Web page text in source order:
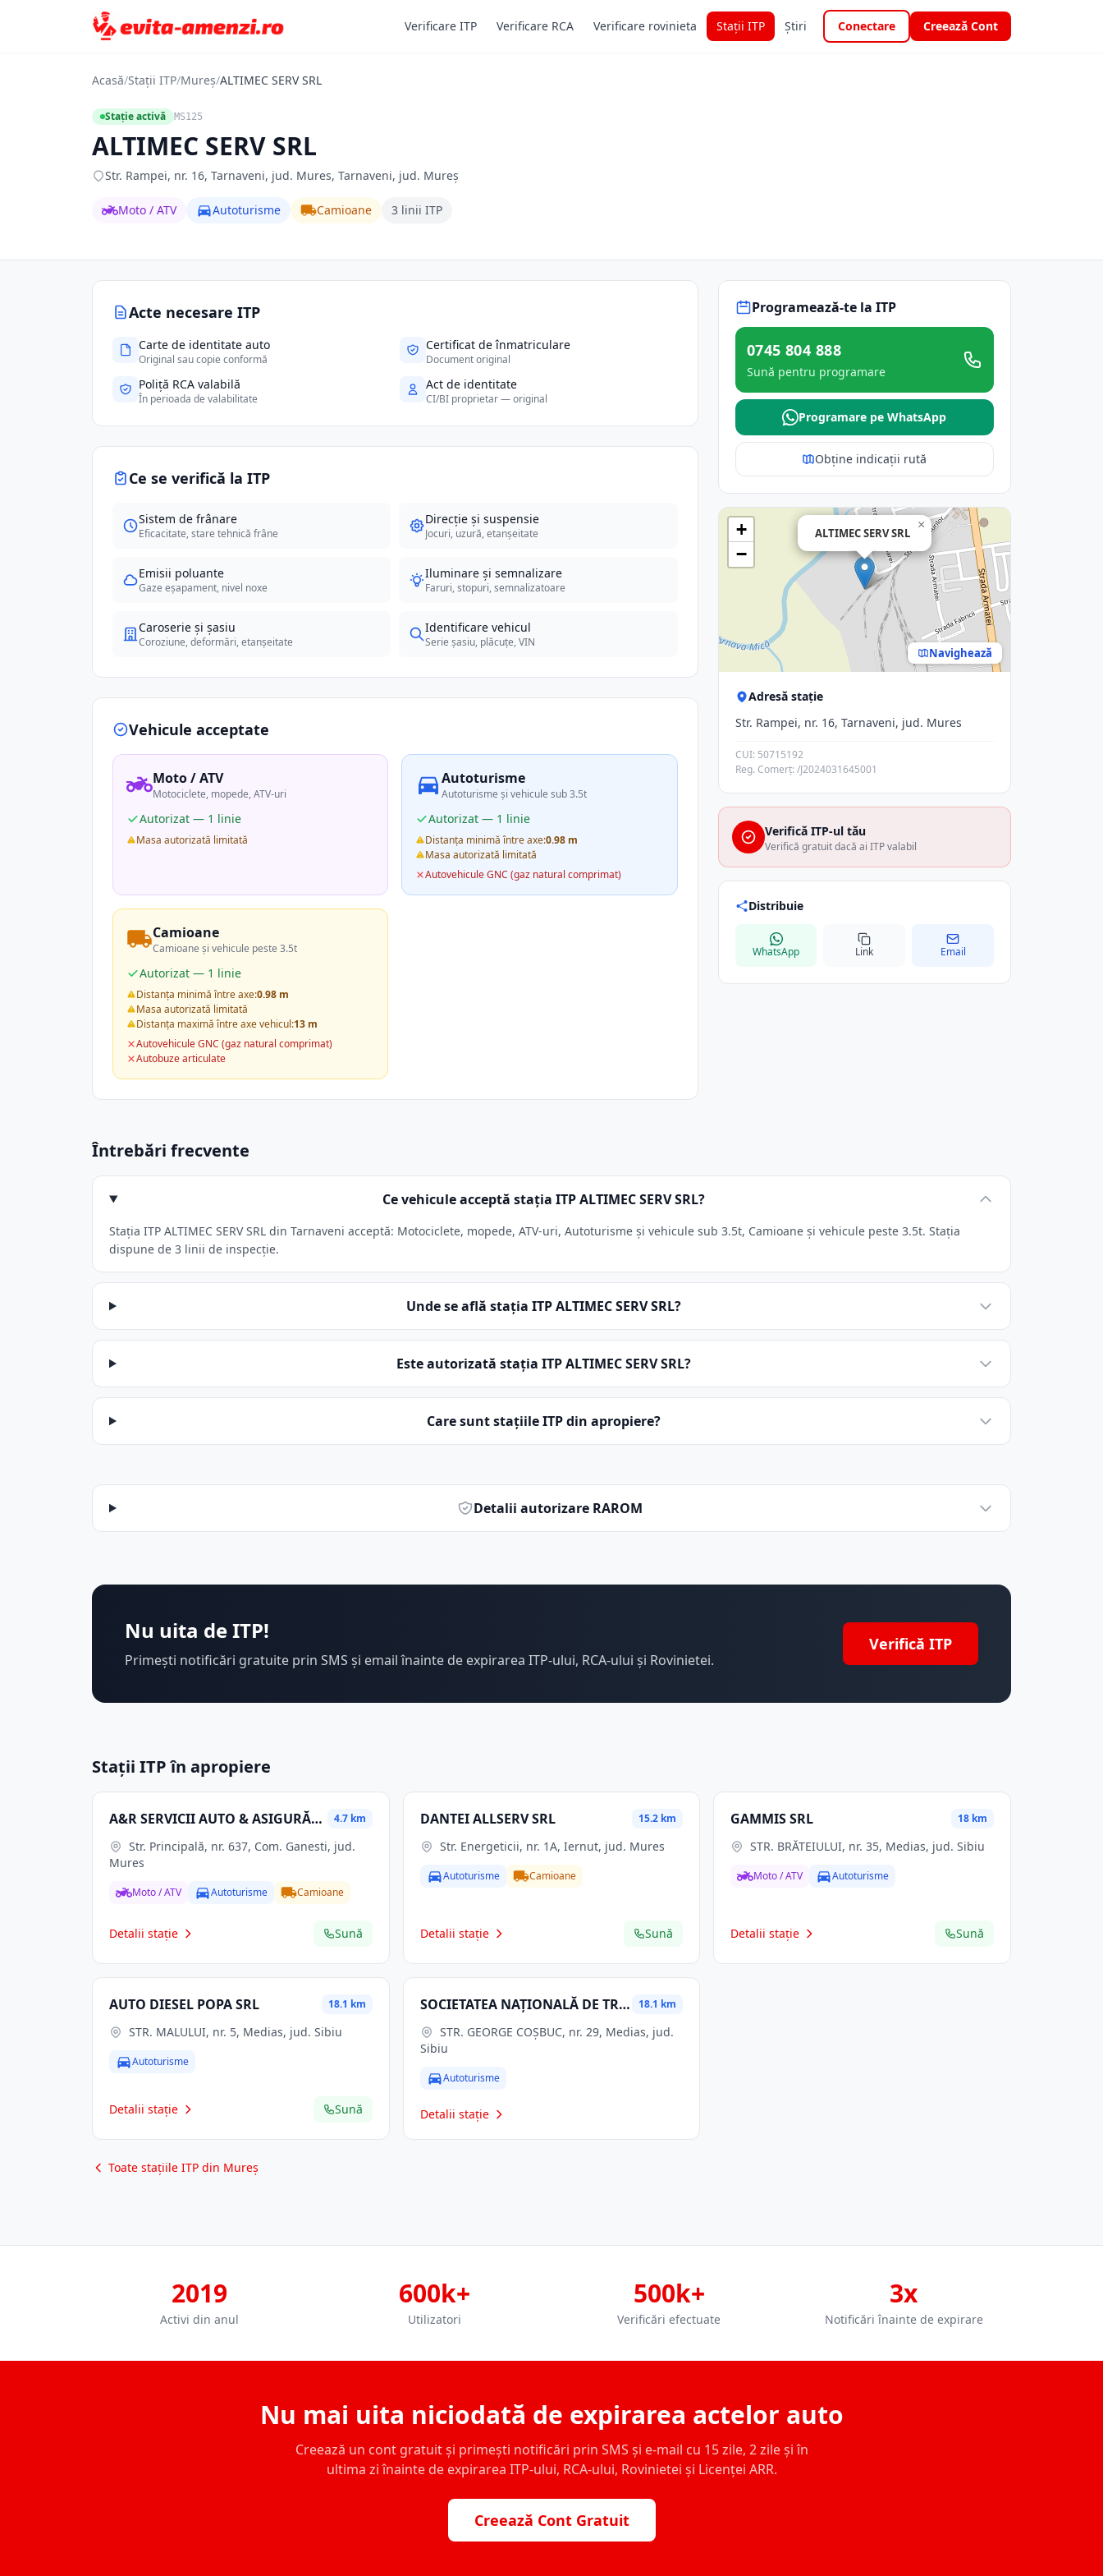
Verificare ITP Verificare RCA Verificare rovinieta Stații ITP Știri Conectare Creează Cont
Acasă/Stații ITP/Mureș/ALTIMEC SERV SRL
Stație activă MS125
ALTIMEC SERV SRL
Str. Rampei, nr. 16, Tarnaveni, jud. Mures, Tarnaveni, jud. Mureș
Moto / ATV Autoturisme Camioane 3 linii ITP
Acte necesare ITP
Carte de identitate auto
Original sau copie conformă
Certificat de înmatriculare
Document original
Poliță RCA valabilă
În perioada de valabilitate
Act de identitate
CI/BI proprietar — original
Ce se verifică la ITP
Sistem de frânare
Eficacitate, stare tehnică frâne
Direcție și suspensie
Jocuri, uzură, etanșeitate
Emisii poluante
Gaze eșapament, nivel noxe
Iluminare și semnalizare
Faruri, stopuri, semnalizatoare
Caroserie și șasiu
Coroziune, deformări, etanșeitate
Identificare vehicul
Serie șasiu, plăcuțe, VIN
Vehicule acceptate
Moto / ATV
Motociclete, mopede, ATV-uri
Autorizat — 1 linie
Masa autorizată limitată
Autoturisme
Autoturisme și vehicule sub 3.5t
Autorizat — 1 linie
Distanța minimă între axe:0.98 m
Masa autorizată limitată
Autovehicule GNC (gaz natural comprimat)
Camioane
Camioane și vehicule peste 3.5t
Autorizat — 1 linie
Distanța minimă între axe:0.98 m
Masa autorizată limitată
Distanța maximă între axe vehicul:13 m
Autovehicule GNC (gaz natural comprimat)
Autobuze articulate
Programează-te la ITP
0745 804 888
Sună pentru programare
Programare pe WhatsApp
Obține indicații rută
ALTIMEC SERV SRL
×
+
−
Navighează
Adresă stație
Str. Rampei, nr. 16, Tarnaveni, jud. Mures
CUI: 50715192
Reg. Comerț: /J2024031645001
Verifică ITP-ul tău
Verifică gratuit dacă ai ITP valabil
Distribuie
WhatsApp Link Email
Întrebări frecvente
Ce vehicule acceptă stația ITP ALTIMEC SERV SRL?
Stația ITP ALTIMEC SERV SRL din Tarnaveni acceptă: Motociclete, mopede, ATV-uri, Autoturisme și vehicule sub 3.5t, Camioane și vehicule peste 3.5t. Stația
dispune de 3 linii de inspecție.
Unde se află stația ITP ALTIMEC SERV SRL?
Este autorizată stația ITP ALTIMEC SERV SRL?
Care sunt stațiile ITP din apropiere?
Detalii autorizare RAROM
Nu uita de ITP!
Primești notificări gratuite prin SMS și email înainte de expirarea ITP-ului, RCA-ului și Rovinietei.
Verifică ITP
Stații ITP în apropiere
A&R SERVICII AUTO & ASIGURĂRI SRL 4.7 km
Mures
Moto / ATV Autoturisme Camioane
Detalii stație Sună
DANTEI ALLSERV SRL 15.2 km
Str. Energeticii, nr. 1A, Iernut, jud. Mures
Autoturisme Camioane
Detalii stație Sună
GAMMIS SRL 18 km
STR. BRĂTEIULUI, nr. 35, Medias, jud. Sibiu
Moto / ATV Autoturisme
Detalii stație Sună
AUTO DIESEL POPA SRL 18.1 km
STR. MALULUI, nr. 5, Medias, jud. Sibiu
Autoturisme
Detalii stație Sună
SOCIETATEA NAŢIONALĂ DE TRANSPORT GAZE NATURALE TRANSGAZ SA 18.1 km
Sibiu
Autoturisme
Detalii stație
Toate stațiile ITP din Mureș
2019
Activi din anul
600k+
Utilizatori
500k+
Verificări efectuate
3x
Notificări înainte de expirare
Nu mai uita niciodată de expirarea actelor auto
Creează un cont gratuit și primești notificări prin SMS și e-mail cu 15 zile, 2 zile și în
ultima zi înainte de expirarea ITP-ului, RCA-ului, Rovinietei și Licenței ARR.
Creează Cont Gratuit